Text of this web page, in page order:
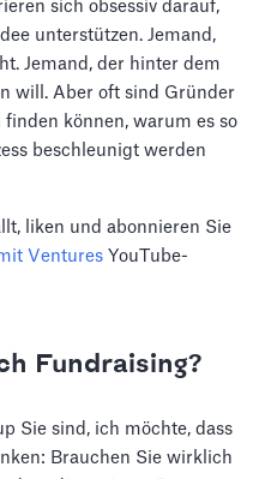
sich obsessiv darauf,
unterstützen. Jemand,
Jemand, der hinter dem
will. Aber oft sind Gründer
finden können, warum es so
beschleunigt werden
liken und abonnieren Sie
Ventures YouTube-
Fundraising?
Sie sind, ich möchte, dass
Brauchen Sie wirklich